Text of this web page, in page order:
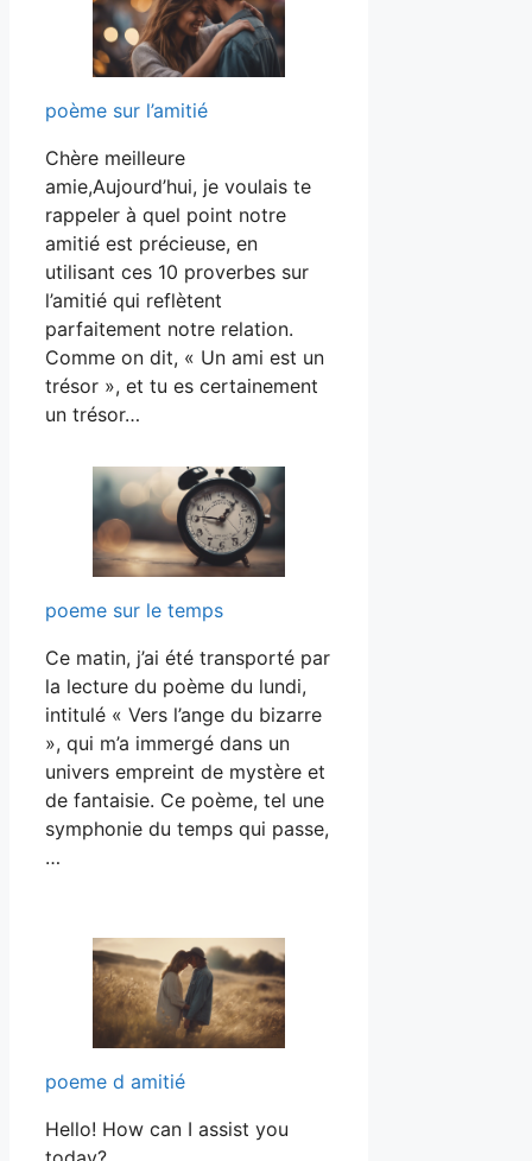
poème sur l’amitié
Chère meilleure
amie,Aujourd’hui, je voulais te
rappeler à quel point notre
amitié est précieuse, en
utilisant ces 10 proverbes sur
l’amitié qui reflètent
parfaitement notre relation.
Comme on dit, « Un ami est un
trésor », et tu es certainement
un trésor…
poeme sur le temps
Ce matin, j’ai été transporté par
la lecture du poème du lundi,
intitulé « Vers l’ange du bizarre
», qui m’a immergé dans un
univers empreint de mystère et
de fantaisie. Ce poème, tel une
symphonie du temps qui passe,
…
poeme d amitié
Hello! How can I assist you